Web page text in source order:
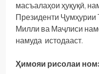
масъалаҳои ҳуқуқӣ,
Президенти Ҷумҳурии
Милли ва Маҷлиси
намуда истодааст.
Ҳимояи рисолаи